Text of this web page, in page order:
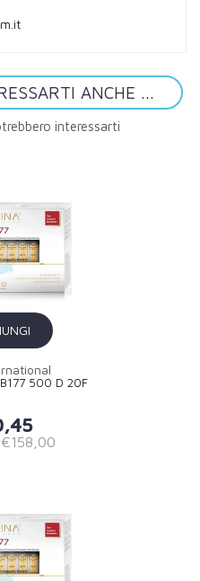
ANCHE ...
interessarti
500 D 20F